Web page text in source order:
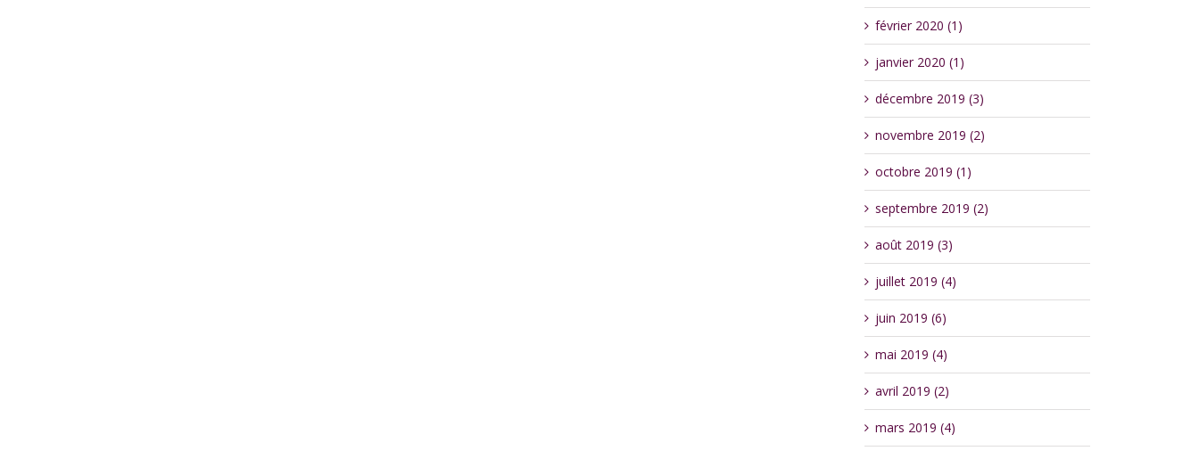
février 2020 (1)
janvier 2020 (1)
décembre 2019 (3)
novembre 2019 (2)
octobre 2019 (1)
septembre 2019 (2)
août 2019 (3)
juillet 2019 (4)
juin 2019 (6)
mai 2019 (4)
avril 2019 (2)
mars 2019 (4)